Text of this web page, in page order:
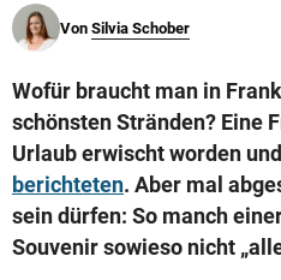
Von Silvia Schober
Wofür braucht man in
schönsten Stränden? Eine
Urlaub erwischt worden
berichteten. Aber mal
sein dürfen: So manch
Souvenir sowieso nicht